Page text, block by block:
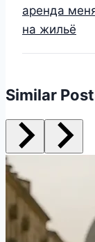
аренда
на жильё
Similar